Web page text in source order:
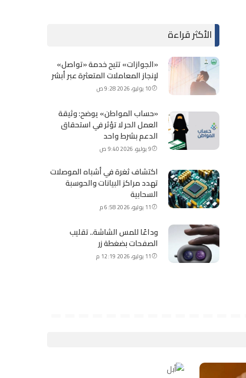
الأكثر قراءة
«الجوازات» تتيح خدمة «تواصل»
لإنجاز المعاملات المتعثرة عبر أبشر
10 يوليو، 2026 9:28 ص
«حساب المواطن» يوضح: وثيقة
العمل الحر لا تؤثر في استحقاق
الدعم بشرط واحد
9 يوليو، 2026 9:40 ص
اكتشاف ثغرة في أشباه الموصلات
تهدد مراكز البيانات والحوسبة
السحابية
11 يوليو، 2026 6:58 م
وداعًا للمس الشاشة.. تقليب
الصفحات بضغطة زر
11 يوليو، 2026 12:19 م